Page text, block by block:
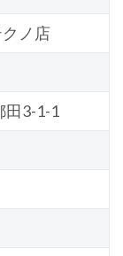
ノ店
3-1-1